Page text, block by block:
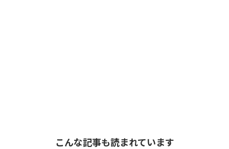
こんな記事も読まれています